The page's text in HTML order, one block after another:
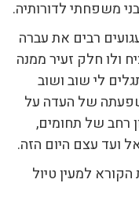
משפחתי לדורותיה.
רבים את עברה
ולו חלק זעיר ממנה
לי שוב ושוב
של העדה על
רחב של תחומים,
ועד עצם היום הזה.
למעין טיול